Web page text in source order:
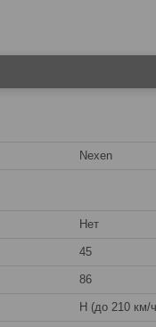
Nexen
Нет
45
86
H (до 210 км/